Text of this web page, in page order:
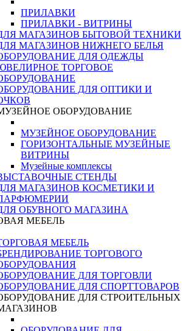
ПРИЛАВКИ
ПРИЛАВКИ - ВИТРИНЫ
МАГАЗИНОВ БЫТОВОЙ ТЕХНИКИ
МАГАЗИНОВ НИЖНЕГО БЕЛЬЯ
ДЛЯ ОДЕЖДЫ
ТОРГОВОЕ
ДЛЯ ОПТИКИ И
ОБОРУДОВАНИЕ
МУЗЕЙНОЕ ОБОРУДОВАНИЕ
ГОРИЗОНТАЛЬНЫЕ МУЗЕЙНЫЕ
ВИТРИНЫ
Музейные комплексы
СТЕНДЫ
МАГАЗИНОВ КОСМЕТИКИ И
ОБУВНОГО МАГАЗИНА
МЕБЕЛЬ
МЕБЕЛЬ
ТОРГОВОГО
ДЛЯ ТОРГОВЛИ
ДЛЯ СПОРТТОВАРОВ
ДЛЯ СТРОИТЕЛЬНЫХ